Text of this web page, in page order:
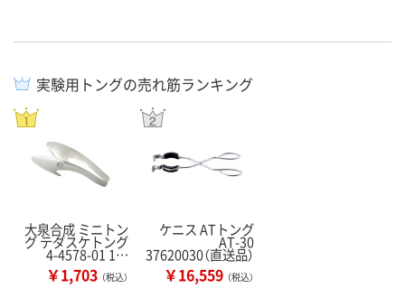
実験用トングの売れ筋ランキング
大泉合成 ミニトン
グ テダスケトング
4-4578-01 1…
￥1,703 （税込）
ケニス ATトング
AT-30
37620030（直送品）
￥16,559 （税込）